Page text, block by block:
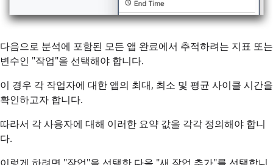
다음으로 분석에 포함된 모든 앱 완료에서 추적하려는 지표 또는
변수인 "작업"을 선택해야 합니다.
이 경우 각 작업자에 대한 앱의 최대, 최소 및 평균 사이클 시간을
확인하고자 합니다.
따라서 각 사용자에 대해 이러한 요약 값을 각각 정의해야 합니
다.